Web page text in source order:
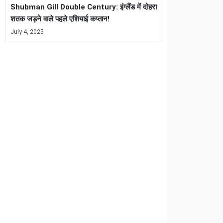
Shubman Gill Double Century: इंग्लैंड में दोहरा
शतक जड़ने वाले पहले एशियाई कप्तान!
July 4, 2025